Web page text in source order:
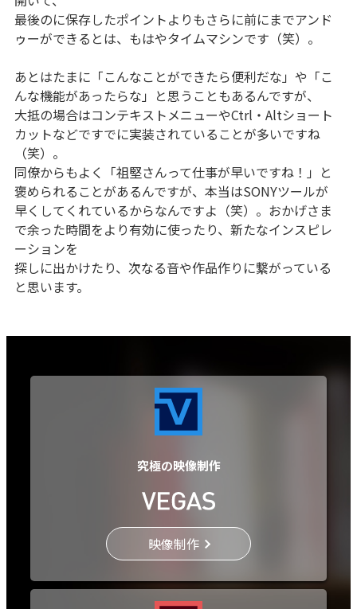
最後のに保存したポイントよりもさらに前にまでアンド
ゥーができるとは、もはやタイムマシンです（笑）。
あとはたまに「こんなことができたら便利だな」や「こ
んな機能があったらな」と思うこともあるんですが、
大抵の場合はコンテキストメニューやCtrl・Altショート
カットなどですでに実装されていることが多いですね
（笑）。
同僚からもよく「祖堅さんって仕事が早いですね！」と
褒められることがあるんですが、本当はSONYツールが
早くしてくれているからなんですよ（笑）。おかげさま
で余った時間をより有効に使ったり、新たなインスピレ
ーションを
探しに出かけたり、次なる音や作品作りに繋がっている
と思います。
究極の映像制作
映像制作